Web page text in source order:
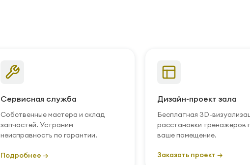
Сервисная служба
Собственные мастера и склад
запчастей. Устраним
неисправность по гарантии.
Подробнее →
Дизайн-проект зала
Бесплатная 3D-
расстановки тренажеров
ваше помещение.
Заказать проект →